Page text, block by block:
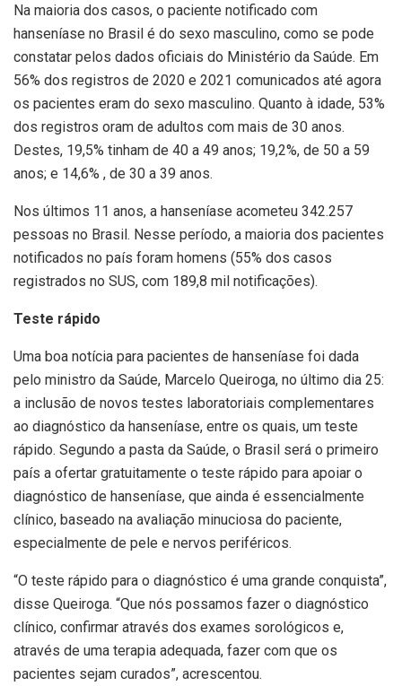
Na maioria dos casos, o paciente notificado com
hanseníase no Brasil é do sexo masculino, como se pode
constatar pelos dados oficiais do Ministério da Saúde. Em
56% dos registros de 2020 e 2021 comunicados até agora
os pacientes eram do sexo masculino. Quanto à idade, 53%
dos registros oram de adultos com mais de 30 anos.
Destes, 19,5% tinham de 40 a 49 anos; 19,2%, de 50 a 59
anos; e 14,6% , de 30 a 39 anos.
Nos últimos 11 anos, a hanseníase acometeu 342.257
pessoas no Brasil. Nesse período, a maioria dos pacientes
notificados no país foram homens (55% dos casos
registrados no SUS, com 189,8 mil notificações).
Teste rápido
Uma boa notícia para pacientes de hanseníase foi dada
pelo ministro da Saúde, Marcelo Queiroga, no último dia 25:
a inclusão de novos testes laboratoriais complementares
ao diagnóstico da hanseníase, entre os quais, um teste
rápido. Segundo a pasta da Saúde, o Brasil será o primeiro
país a ofertar gratuitamente o teste rápido para apoiar o
diagnóstico de hanseníase, que ainda é essencialmente
clínico, baseado na avaliação minuciosa do paciente,
especialmente de pele e nervos periféricos.
“O teste rápido para o diagnóstico é uma grande conquista”,
disse Queiroga. “Que nós possamos fazer o diagnóstico
clínico, confirmar através dos exames sorológicos e,
através de uma terapia adequada, fazer com que os
pacientes sejam curados”, acrescentou.